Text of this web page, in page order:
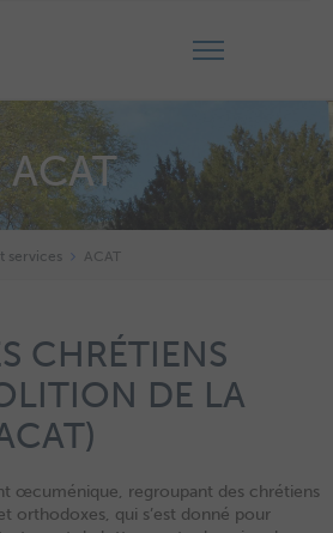
ACAT
services ACAT
CHRÉTIENS
DE LA
œcuménique, regroupant des chrétiens
orthodoxes, qui s’est donné pour